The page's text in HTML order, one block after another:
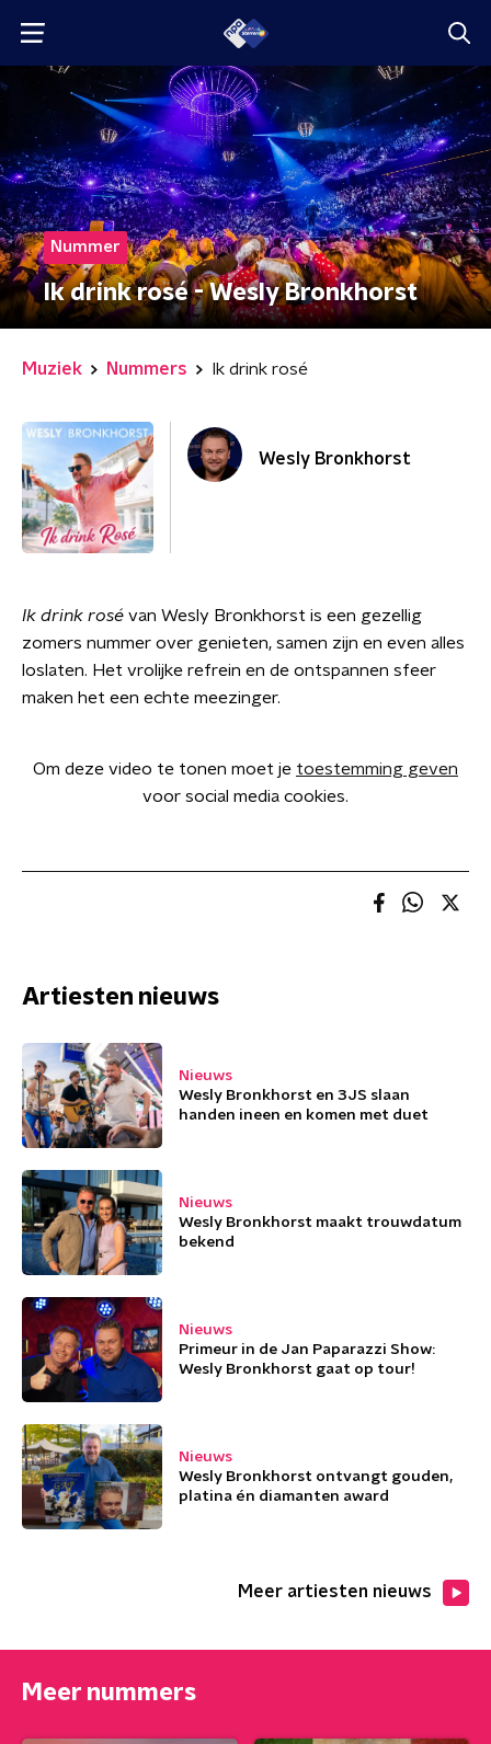
Nummer
Ik drink rosé - Wesly Bronkhorst
Muziek Nummers Ik drink rosé
Wesly Bronkhorst
Ik drink rosé van Wesly Bronkhorst is een gezellig
zomers nummer over genieten, samen zijn en even alles
loslaten. Het vrolijke refrein en de ontspannen sfeer
maken het een echte meezinger.
Om deze video te tonen moet je toestemming geven
voor social media cookies.
Artiesten nieuws
Nieuws
Wesly Bronkhorst en 3JS slaan
handen ineen en komen met duet
Nieuws
Wesly Bronkhorst maakt trouwdatum
bekend
Nieuws
Primeur in de Jan Paparazzi Show:
Wesly Bronkhorst gaat op tour!
Nieuws
Wesly Bronkhorst ontvangt gouden,
platina én diamanten award
Meer artiesten nieuws
Meer nummers